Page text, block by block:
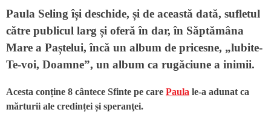
Paula Seling își deschide, și de această dată, sufletul
către publicul larg și oferă în dar, în Săptămâna
Mare a Paștelui, încă un album de pricesne, „lubite-
Te-voi, Doamne”, un album ca rugăciune a inimii.
Acesta conține 8 cântece Sfinte pe care Paula le-a adunat ca
mărturii ale credinței și speranţei.